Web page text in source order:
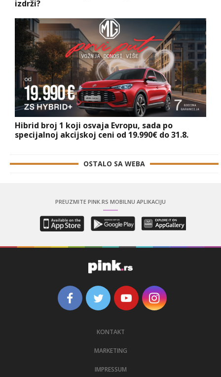
izdrži?
Hibrid broj 1 koji osvaja Evropu, sada po
specijalnoj akcijskoj ceni od 19.990€ do 31.8.
OSTALO SA WEBA
PREUZMITE PINK.RS MOBILNU APLIKACIJU
KONTAKT
MARKETING
IMPRESSUM